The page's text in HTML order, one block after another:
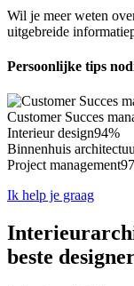
Wil je meer weten
uitgebreide
Persoonlijke tips
Customer Succes
Interieur design94%
Binnenhuis
Project management
Ik help je graag
beste